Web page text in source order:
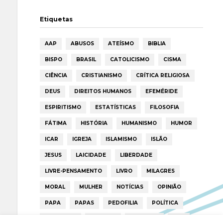
Etiquetas
AAP ABUSOS ATEÍSMO BIBLIA
BISPO BRASIL CATOLICISMO CISMA
CIÊNCIA CRISTIANISMO CRÍTICA RELIGIOSA
DEUS DIREITOS HUMANOS EFEMÉRIDE
ESPIRITISMO ESTATÍSTICAS FILOSOFIA
FÁTIMA HISTÓRIA HUMANISMO HUMOR
ICAR IGREJA ISLAMISMO ISLÃO
JESUS LAICIDADE LIBERDADE
LIVRE-PENSAMENTO LIVRO MILAGRES
MORAL MULHER NOTÍCIAS OPINIÃO
PAPA PAPAS PEDOFILIA POLÍTICA